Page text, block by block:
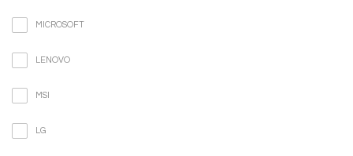
MICROSOFT
LENOVO
MSI
LG